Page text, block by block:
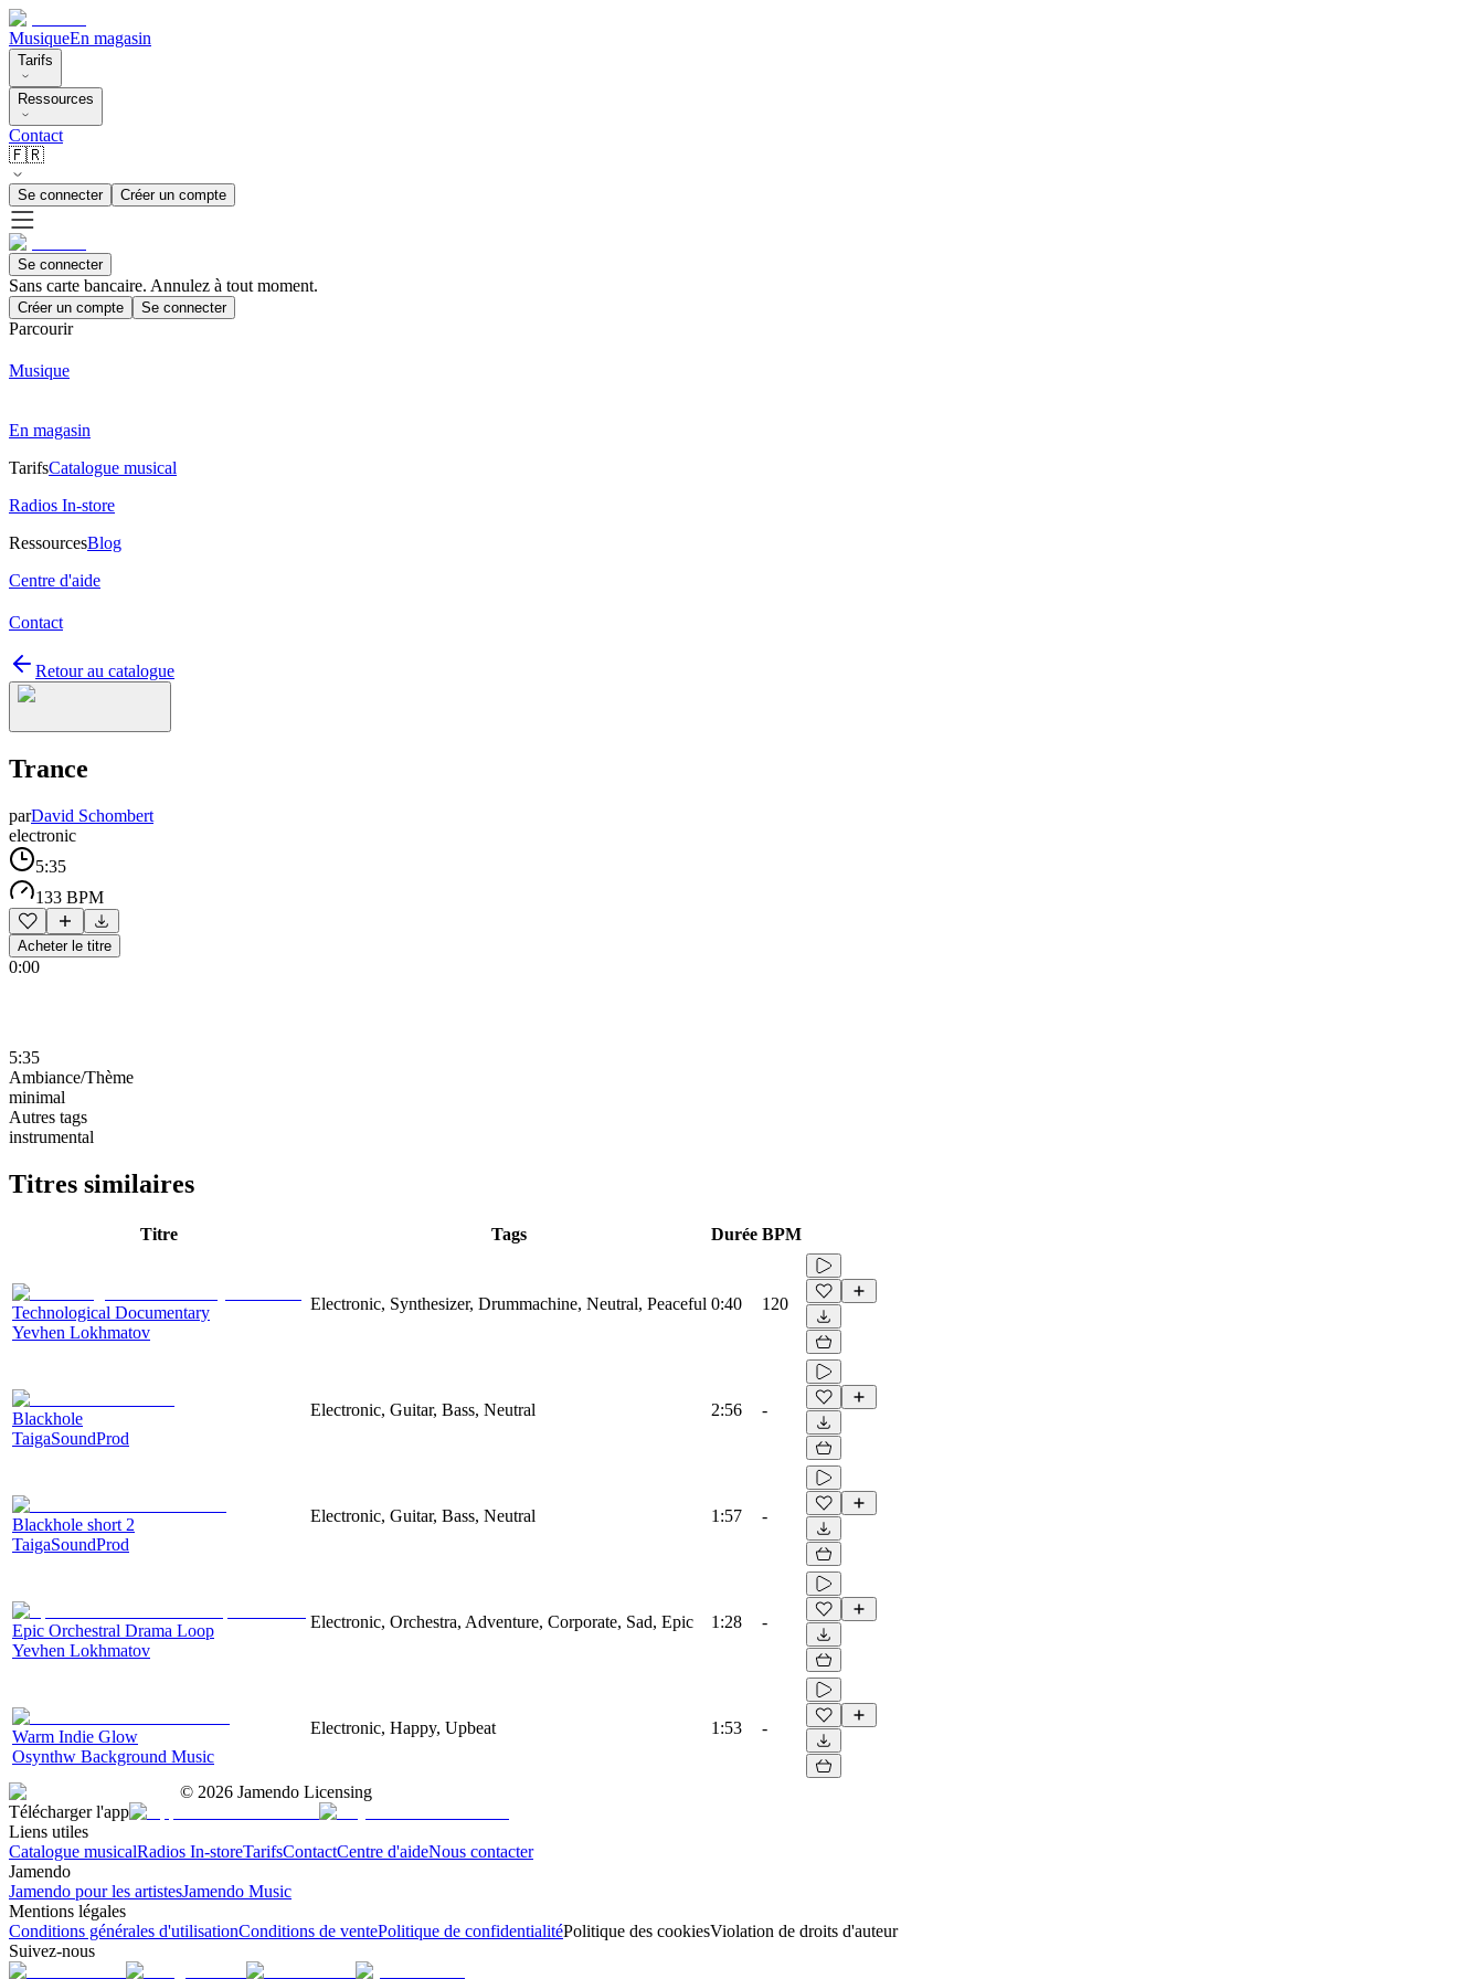
MusiqueEn magasin
Tarifs
Ressources
Contact
🇫🇷
Se connecter Créer un compte
Se connecter
Sans carte bancaire. Annulez à tout moment.
Créer un compte Se connecter
Parcourir
Musique
En magasin
TarifsCatalogue musical
Radios In-store
RessourcesBlog
Centre d'aide
Contact
Retour au catalogue
Trance
parDavid Schombert
electronic
5:35
133 BPM
Acheter le titre
0:00
5:35
Ambiance/Thème
minimal
Autres tags
instrumental
Titres similaires
Titre Tags Durée BPM
Technological Documentary
Yevhen Lokhmatov
Electronic, Synthesizer, Drummachine, Neutral, Peaceful 0:40 120
Blackhole
TaigaSoundProd
Electronic, Guitar, Bass, Neutral 2:56 -
Blackhole short 2
TaigaSoundProd
Electronic, Guitar, Bass, Neutral 1:57 -
Epic Orchestral Drama Loop
Yevhen Lokhmatov
Electronic, Orchestra, Adventure, Corporate, Sad, Epic 1:28 -
Warm Indie Glow
Osynthw Background Music
Electronic, Happy, Upbeat 1:53 -
© 2026 Jamendo Licensing
Télécharger l'app
Liens utiles
Catalogue musicalRadios In-storeTarifsContactCentre d'aideNous contacter
Jamendo
Jamendo pour les artistesJamendo Music
Mentions légales
Conditions générales d'utilisationConditions de ventePolitique de confidentialitéPolitique des cookiesViolation de droits d'auteur
Suivez-nous